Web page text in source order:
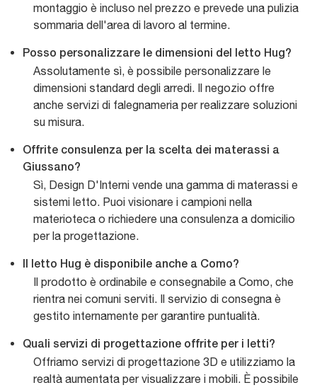
montaggio è incluso nel prezzo e prevede una pulizia
sommaria dell'area di lavoro al termine.
Posso personalizzare le dimensioni del letto Hug?
Assolutamente sì, è possibile personalizzare le
dimensioni standard degli arredi. Il negozio offre
anche servizi di falegnameria per realizzare soluzioni
su misura.
Offrite consulenza per la scelta dei materassi a
Giussano?
Sì, Design D'Interni vende una gamma di materassi e
sistemi letto. Puoi visionare i campioni nella
materioteca o richiedere una consulenza a domicilio
per la progettazione.
Il letto Hug è disponibile anche a Como?
Il prodotto è ordinabile e consegnabile a Como, che
rientra nei comuni serviti. Il servizio di consegna è
gestito internamente per garantire puntualità.
Quali servizi di progettazione offrite per i letti?
Offriamo servizi di progettazione 3D e utilizziamo la
realtà aumentata per visualizzare i mobili. È possibile